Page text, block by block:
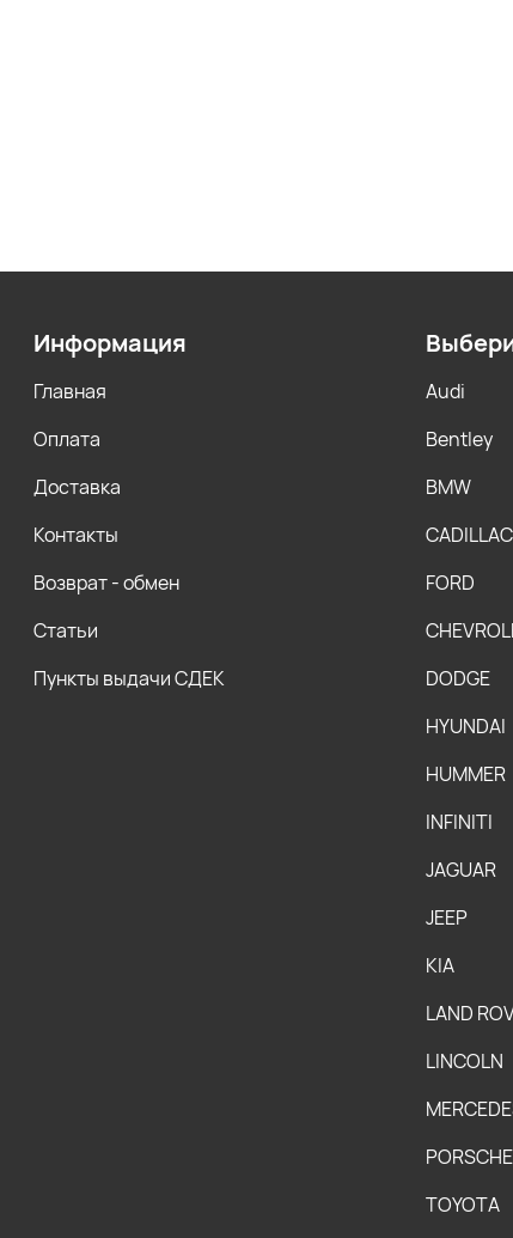
Информация
Главная
Оплата
Доставка
Контакты
Возврат - обмен
Статьи
Пункты выдачи СДЕК
Audi
Bentley
BMW
CADILLAC
FORD
DODGE
HYUNDAI
HUMMER
INFINITI
JAGUAR
JEEP
KIA
LAND
LINCOLN
PORSCHE
TOYOTA